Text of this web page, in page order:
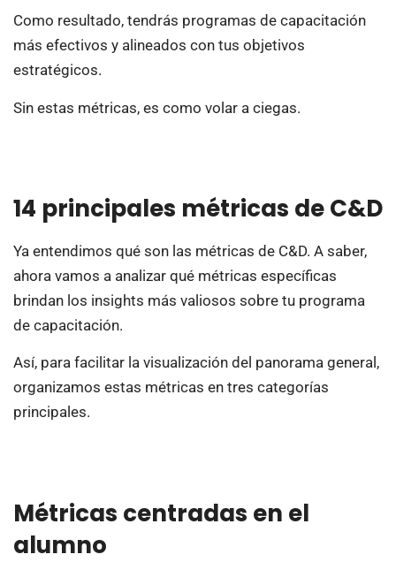
Como resultado, tendrás programas de capacitación
más efectivos y alineados con tus objetivos
estratégicos.
Sin estas métricas, es como volar a ciegas.
14 principales métricas de C&D
Ya entendimos qué son las métricas de C&D. A saber,
ahora vamos a analizar qué métricas específicas
brindan los insights más valiosos sobre tu programa
de capacitación.
Así, para facilitar la visualización del panorama general,
organizamos estas métricas en tres categorías
principales.
Métricas centradas en el
alumno